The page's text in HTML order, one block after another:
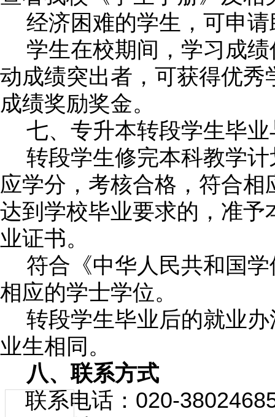
经济困难的学生，可申
学生在校期间，学习成
动成绩突出者，可获得优秀
成绩奖励奖金。
七、专升本转段学生毕
转段学生修完本科教学
应学分，考核合格，符合
达到学校毕业要求的，准予
业证书。
符合《中华人民共和国
相应的学士学位。
转段学生毕业后的就业
业生相同。
八、联系方式
联系电话： 020-